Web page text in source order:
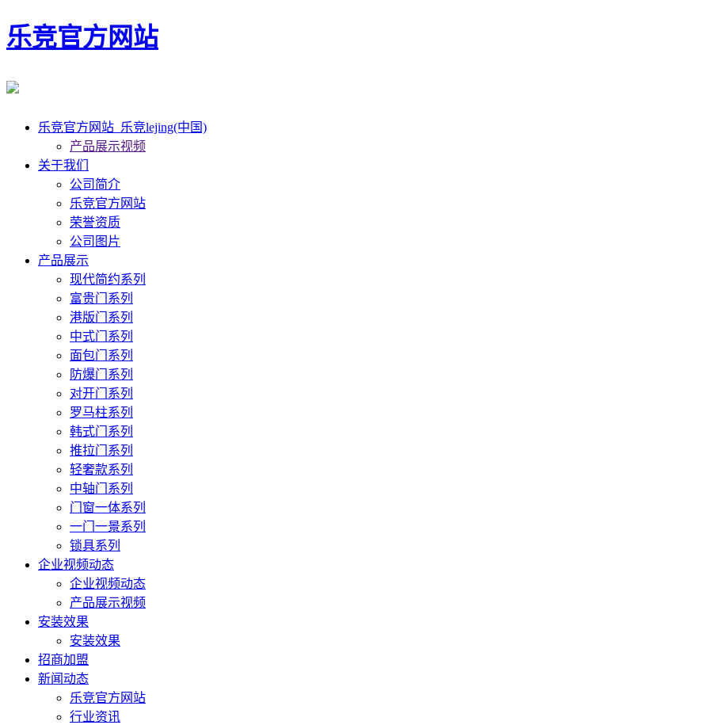
乐竞官方网站
乐竞官方网站_乐竞lejing(中国)
产品展示视频
关于我们
公司简介
乐竞官方网站
荣誉资质
公司图片
产品展示
现代简约系列
富贵门系列
港版门系列
中式门系列
面包门系列
防爆门系列
对开门系列
罗马柱系列
韩式门系列
推拉门系列
轻奢款系列
中轴门系列
门窗一体系列
一门一景系列
锁具系列
企业视频动态
企业视频动态
产品展示视频
安装效果
安装效果
招商加盟
新闻动态
乐竞官方网站
行业资讯